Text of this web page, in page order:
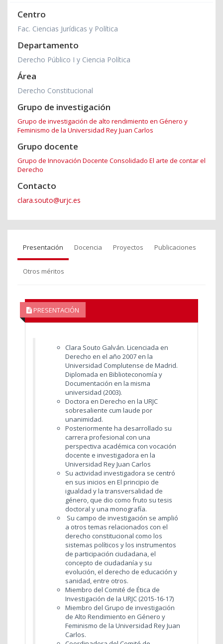
Centro
Fac. Ciencias Jurídicas y Política
Departamento
Derecho Público I y Ciencia Política
Área
Derecho Constitucional
Grupo de investigación
Grupo de investigación de alto rendimiento en Género y
Feminismo de la Universidad Rey Juan Carlos
Grupo docente
Grupo de Innovación Docente Consolidado El arte de contar el
Derecho
Contacto
clara.souto@urjc.es
Presentación Docencia Proyectos Publicaciones
Otros méritos
PRESENTACIÓN
Clara Souto Galván. Licenciada en
Derecho en el año 2007 en la
Universidad Complutense de Madrid.
Diplomada en Biblioteconomía y
Documentación en la misma
universidad (2003).
Doctora en Derecho en la URJC
sobresaliente cum laude por
unanimidad.
Posteriormente ha desarrollado su
carrera profesional con una
perspectiva académica con vocación
docente e investigadora en la
Universidad Rey Juan Carlos
Su actividad investigadora se centró
en sus inicios en El principio de
igualdad y la transversalidad de
género, que dio como fruto su tesis
doctoral y una monografía.
Su campo de investigación se amplió
a otros temas relacionados con el
derecho constitucional como los
sistemas políticos y los instrumentos
de participación ciudadana, el
concepto de ciudadanía y su
evolución, el derecho de educación y
sanidad, entre otros.
Miembro del Comité de Ética de
Investigación de la URJC (2015-16-17)
Miembro del Grupo de investigación
de Alto Rendimiento en Género y
Feminismo de la Universidad Rey Juan
Carlos.